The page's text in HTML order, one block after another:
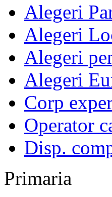
Alegeri
Alegeri
Alegeri
Alegeri
Corp
Operator
Disp.
Primaria